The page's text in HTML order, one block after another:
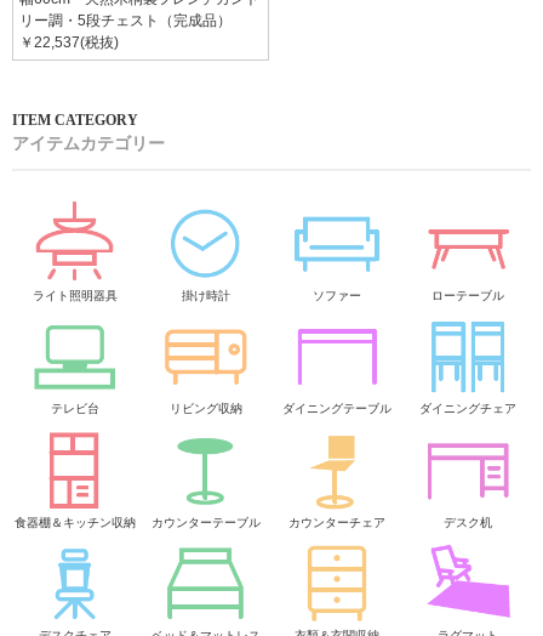
リー調・5段チェスト（完成品）
￥22,537(税抜)
アイテムカテゴリー
ライト照明器具 掛け時計 ソファー ローテーブル
テレビ台 リビング収納 ダイニングテーブル ダイニングチェア
食器棚＆キッチン収納 カウンターテーブル カウンターチェア デスク机